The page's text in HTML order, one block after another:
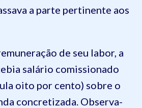
a parte pertinente aos
de seu labor, a
salário comissionado
oito por cento) sobre o
concretizada. Observa-